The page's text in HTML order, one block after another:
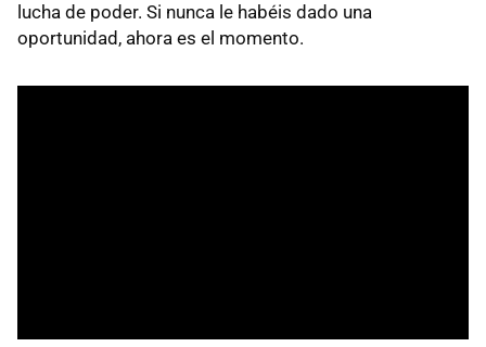
lucha de poder. Si nunca le habéis dado una
oportunidad, ahora es el momento.